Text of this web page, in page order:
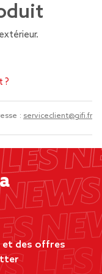
?
: serviceclient@gifi.fr
et des offres